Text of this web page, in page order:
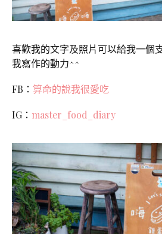
喜歡我的文字及照片可以給我一個
我寫作的動力^^
FB： 算命的說我很愛吃
IG： master_food_diary